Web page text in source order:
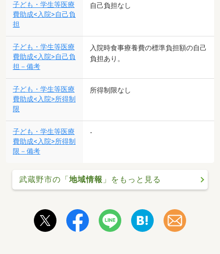
子ども・学生等医療
費助成<入院>自己負
担
自己負担なし
子ども・学生等医療
費助成<入院>自己負
担－備考
入院時食事療養費の標準負担額の自己
負担あり。
子ども・学生等医療
費助成<入院>所得制
限
所得制限なし
子ども・学生等医療
費助成<入院>所得制
限－備考
-
武蔵野市の「地域情報 」をもっと見る